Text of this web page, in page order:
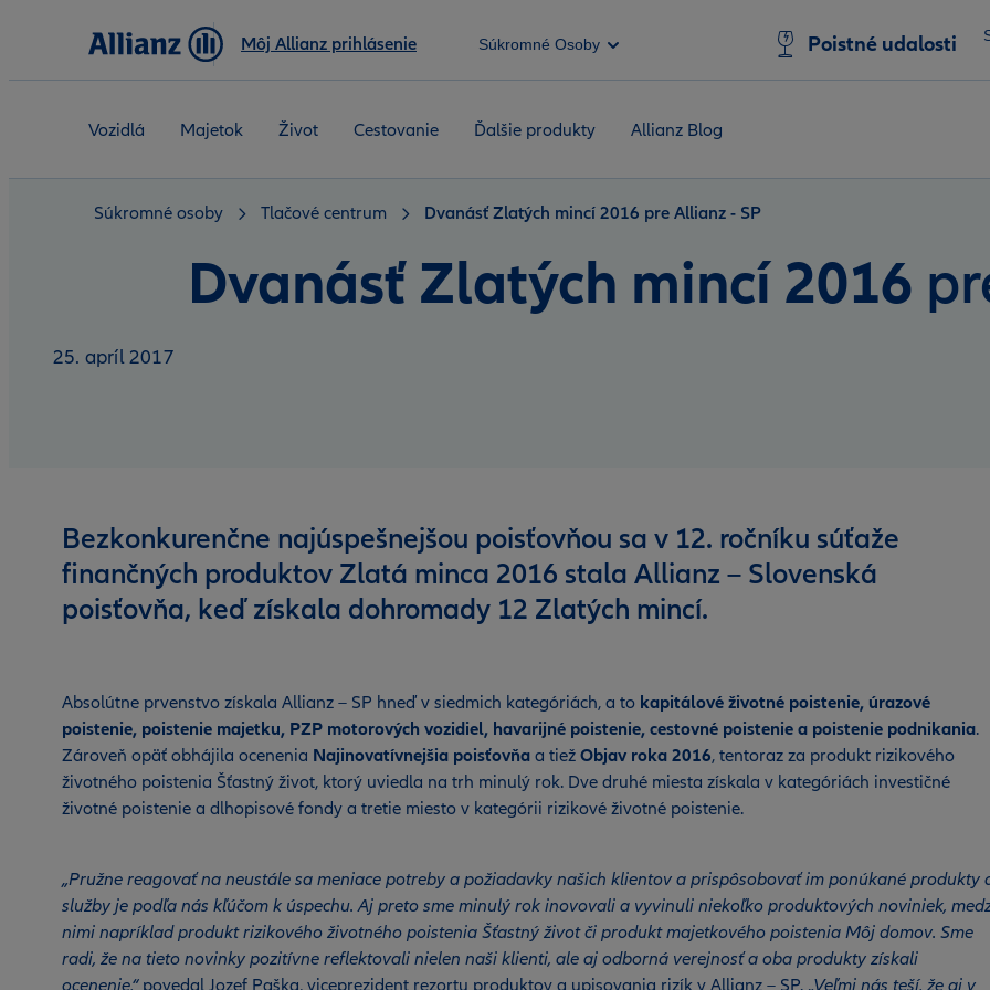
Môj Allianz prihlásenie Súkromné Osoby Poistné udalosti
Vozidlá Majetok Život Cestovanie Ďalšie produkty Allianz Blog
Súkromné osoby Tlačové centrum Dvanásť Zlatých mincí 2016 pre Allianz - SP
Dvanásť Zlatých mincí 2016
25. apríl 2017
Bezkonkurenčne najúspešnejšou poisťovňou sa v 12. ročníku súťaže
finančných produktov Zlatá minca 2016 stala Allianz – Slovenská
poisťovňa, keď získala dohromady 12 Zlatých mincí.
Absolútne prvenstvo získala Allianz – SP hneď v siedmich kategóriách, a to kapitálové životné poistenie, úrazové
poistenie, poistenie majetku, PZP motorových vozidiel, havarijné poistenie, cestovné poistenie a poistenie podnikania.
Zároveň opäť obhájila ocenenia Najinovatívnejšia poisťovňa a tiež Objav roka 2016, tentoraz za produkt rizikového
životného poistenia Šťastný život, ktorý uviedla na trh minulý rok. Dve druhé miesta získala v kategóriách investičné
životné poistenie a dlhopisové fondy a tretie miesto v kategórii rizikové životné poistenie.
„Pružne reagovať na neustále sa meniace potreby a požiadavky našich klientov a prispôsobovať im ponúkané produkty
služby je podľa nás kľúčom k úspechu. Aj preto sme minulý rok inovovali a vyvinuli niekoľko produktových noviniek,
nimi napríklad produkt rizikového životného poistenia Šťastný život či produkt majetkového poistenia Môj domov. Sme
radi, že na tieto novinky pozitívne reflektovali nielen naši klienti, ale aj odborná verejnosť a oba produkty získali
ocenenie,“povedal Jozef Paška, viceprezident rezortu produktov a upisovania rizík v Allianz – SP. „Veľmi nás teší, že aj v